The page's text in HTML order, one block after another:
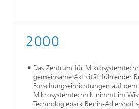
2000
Das Zentrum für
gemeinsame Aktivität führender
Forschungseinrichtungen auf
Mikrosystemtechnik nimmt im
Technologiepark Berlin-Adlershof